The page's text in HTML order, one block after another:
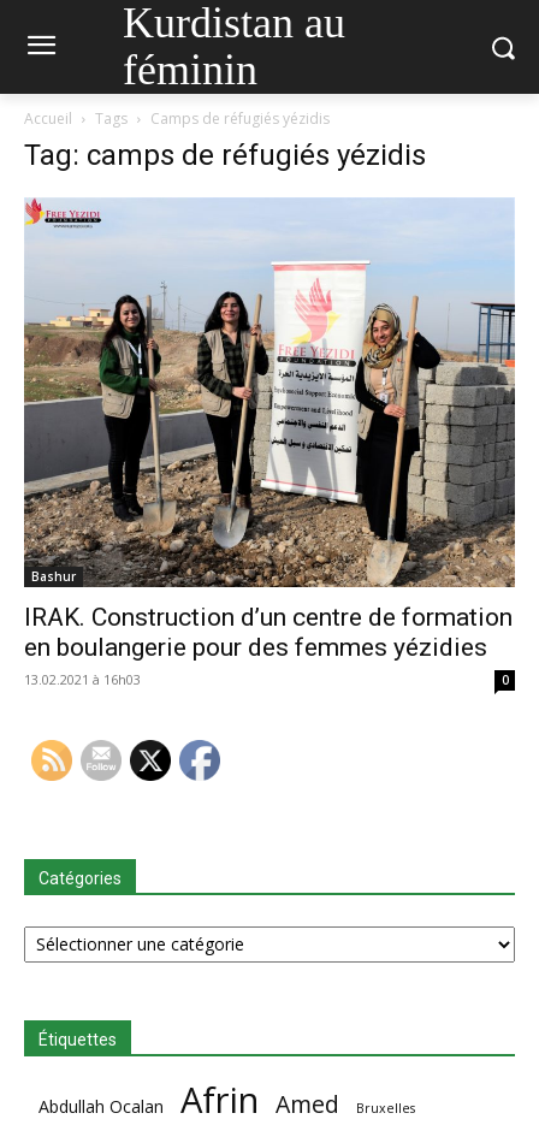
Kurdistan au
féminin
Accueil Tags Camps de réfugiés yézidis
Tag: camps de réfugiés yézidis
Bashur
IRAK. Construction d’un centre de formation
en boulangerie pour des femmes yézidies
13.02.2021 à 16h03 0
Catégories
Catégories
Étiquettes
Abdullah Ocalan Afrin Amed Bruxelles